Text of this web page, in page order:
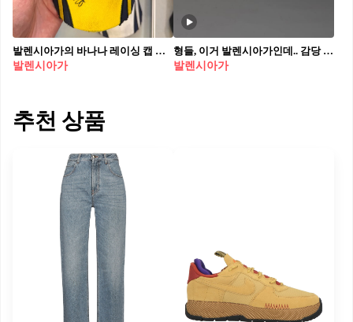
발렌시아가의 바나나 레이싱 캡 디테일 살펴보기🏎️ 레이싱 굿즈에서 영감받은 디자인. 투톤 컬러의 블로킹과 전면의 대형 자수 로고 패치가 특징인데요. 모자 전체에 걸쳐 있는 로고 디테일과 자연스러운 빈티지 무드가 조화를 이루며, 오래도록 사랑받은 '프리오운드(pre-owned)' 무드를 완성합니다. 챙 부분의 노치 디테일은 선글라스를 끼울 수 있도록 설계된 기능성 디자인으로 2021년 F/W 컬렉션에서 처음으로 선보였어요. 2025년 출시 예정
발렌시아가
형들, 이거 발렌시아가인데.. 감당 가능..?🤪
발렌시아가
추천 상품